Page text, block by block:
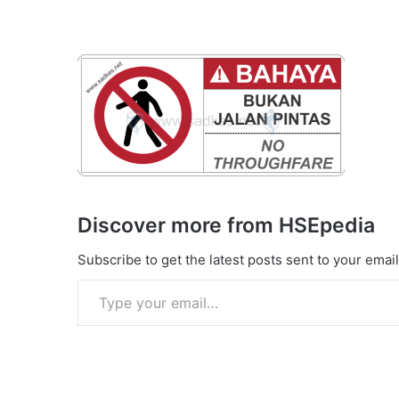
Discover more from HSEpedia
Subscribe to get the latest posts sent to your
Type your email…